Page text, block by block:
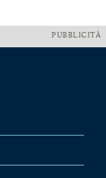
PUBBLICITÀ